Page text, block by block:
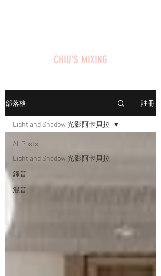
CHIU'S MIXING
部落格 註冊
All Posts
Light and Shadow 光影阿卡貝拉
錄音
混音
Light and Shadow 光影阿卡貝拉